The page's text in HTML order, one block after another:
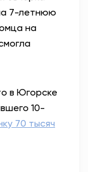
7-летнюю
на
в Югорске
10-
70 тысяч